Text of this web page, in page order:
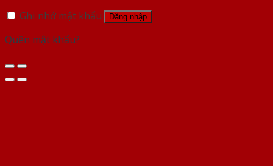
Ghi nhớ mật khẩu
Đăng nhập
Quên mật khẩu?